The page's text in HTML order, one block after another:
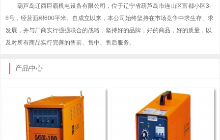
葫芦岛辽西巨霸机电设备有限公司，位于辽宁省葫芦岛市连山区富都小区3-
8号，经营面积600平米。自成立以来，本公司始终坚持在市场竞争中求生存、求
发展，并与厂商实行强强联合的战略，坚持好的品牌，好的商品，好的质量，以
及对所有商品实行完善的售前、售中、售后服务。
产品中心